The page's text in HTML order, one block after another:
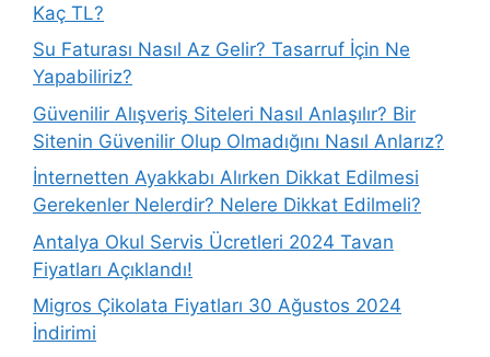
Kaç TL?
Su Faturası Nasıl Az Gelir? Tasarruf İçin Ne
Yapabiliriz?
Güvenilir Alışveriş Siteleri Nasıl Anlaşılır? Bir
Sitenin Güvenilir Olup Olmadığını Nasıl Anlarız?
İnternetten Ayakkabı Alırken Dikkat Edilmesi
Gerekenler Nelerdir? Nelere Dikkat Edilmeli?
Antalya Okul Servis Ücretleri 2024 Tavan
Fiyatları Açıklandı!
Migros Çikolata Fiyatları 30 Ağustos 2024
İndirimi